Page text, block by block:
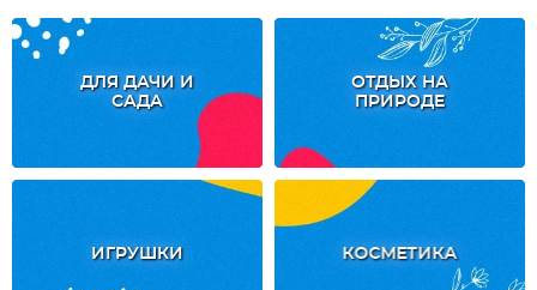
ДЛЯ ДАЧИ И
САДА
ОТДЫХ НА
ПРИРОДЕ
ИГРУШКИ КОСМЕТИКА